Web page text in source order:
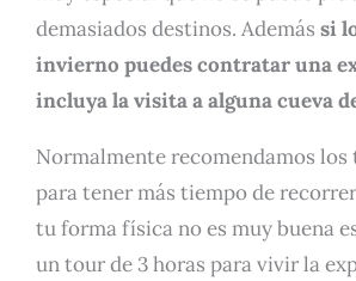
demasiados destinos. Además si
invierno puedes contratar una
incluya la visita a alguna cueva
Normalmente recomendamos los
para tener más tiempo de
tu forma física no es muy buena
un tour de 3 horas para vivir la